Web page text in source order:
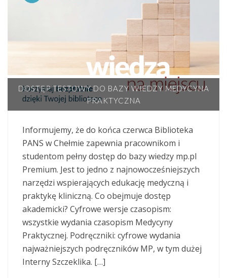
DOSTĘP TESTOWY DO BAZY WIEDZY MEDYCYNA
PRAKTYCZNA
Informujemy, że do końca czerwca Biblioteka
PANS w Chełmie zapewnia pracownikom i
studentom pełny dostęp do bazy wiedzy mp.pl
Premium. Jest to jedno z najnowocześniejszych
narzędzi wspierających edukację medyczną i
praktykę kliniczną. Co obejmuje dostęp
akademicki? Cyfrowe wersje czasopism:
wszystkie wydania czasopism Medycyny
Praktycznej. Podręczniki: cyfrowe wydania
najważniejszych podręczników MP, w tym dużej
Interny Szczeklika. […]